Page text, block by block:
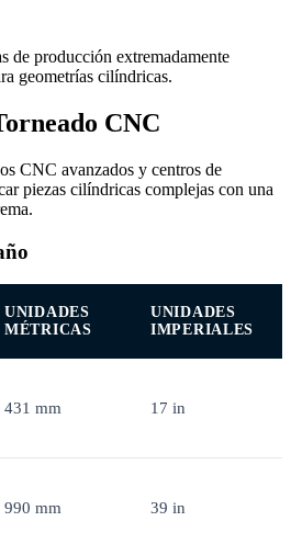
de producción extremadamente
geometrías cilíndricas.
CNC
CNC avanzados y centros de
piezas cilíndricas complejas con una
UNIDADES
MÉTRICAS
UNIDADES
IMPERIALES
431 mm 17 in
990 mm 39 in